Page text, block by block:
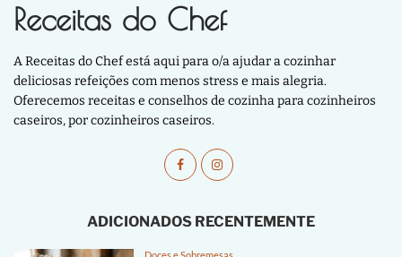
Receitas do Chef
A Receitas do Chef está aqui para o/a ajudar a cozinhar
deliciosas refeições com menos stress e mais alegria.
Oferecemos receitas e conselhos de cozinha para cozinheiros
caseiros, por cozinheiros caseiros.
ADICIONADOS RECENTEMENTE